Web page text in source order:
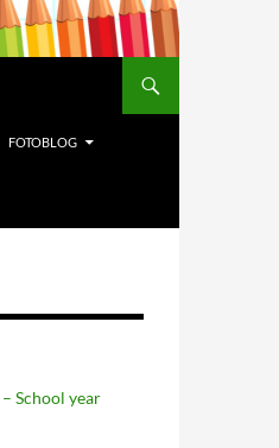
FOTOBLOG
School year